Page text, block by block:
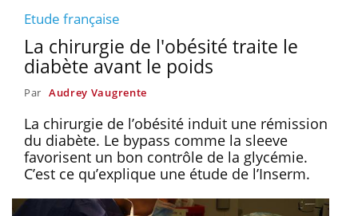
Etude française
La chirurgie de l'obésité traite le
diabète avant le poids
Par Audrey Vaugrente
La chirurgie de l’obésité induit une rémission
du diabète. Le bypass comme la sleeve
favorisent un bon contrôle de la glycémie.
C’est ce qu’explique une étude de l’Inserm.